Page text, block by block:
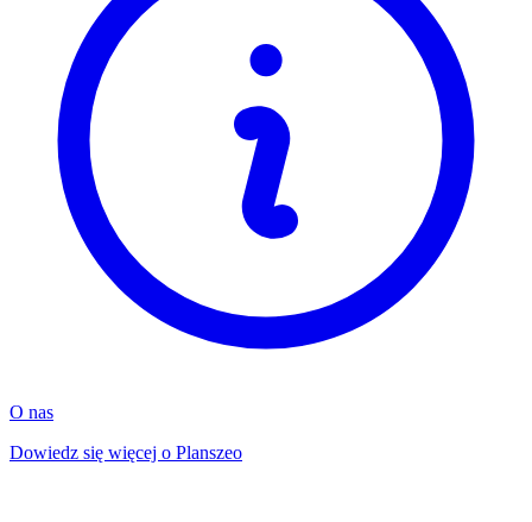
O nas
Dowiedz się więcej o Planszeo